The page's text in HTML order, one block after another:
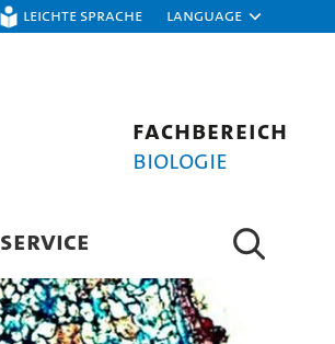
Leichte Sprache Language
Fachbereich
Biologie
SERVICE